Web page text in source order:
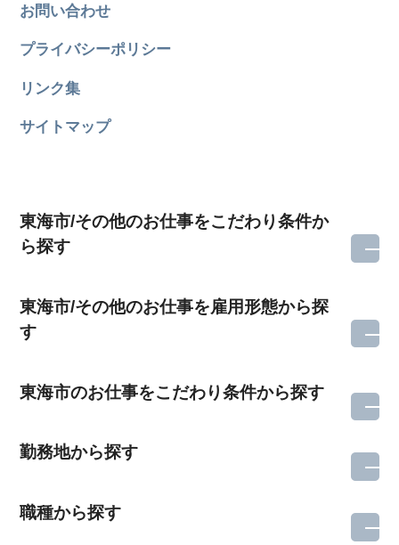
お問い合わせ
プライバシーポリシー
リンク集
サイトマップ
東海市/その他のお仕事をこだわり条件か
ら探す
東海市/その他のお仕事を雇用形態から探
す
東海市のお仕事をこだわり条件から探す
勤務地から探す
職種から探す